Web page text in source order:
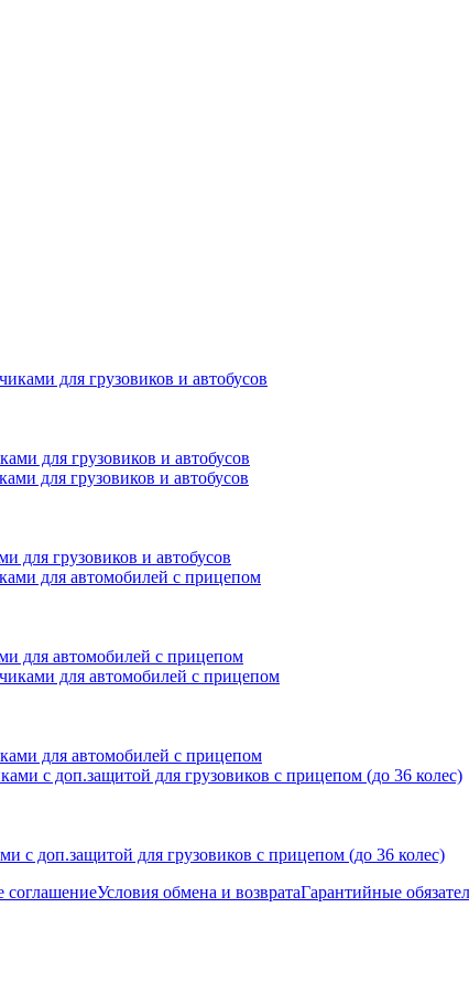
для грузовиков и автобусов
для грузовиков и автобусов
для автомобилей с прицепом
для автомобилей с прицепом
с доп.защитой для грузовиков с прицепом (до 36 колес)
соглашениеУсловия обмена и возвратаГарантийные